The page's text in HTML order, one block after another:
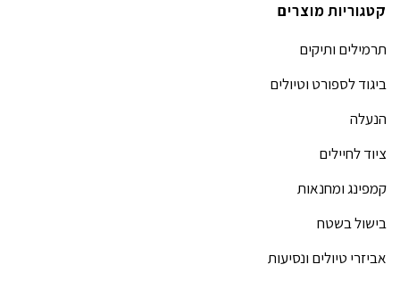
קטגוריות מוצרים
תרמילים ותיקים
ביגוד לספורט וטיולים
הנעלה
ציוד לחיילים
קמפינג ומחנאות
בישול בשטח
אביזרי טיולים ונסיעות